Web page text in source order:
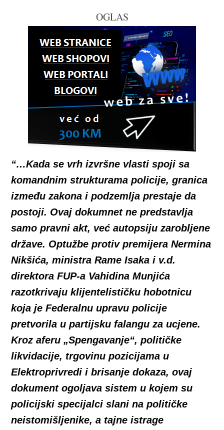
OGLAS
“…Kada se vrh izvršne vlasti spoji sa
komandnim strukturama policije, granica
između zakona i podzemlja prestaje da
postoji. Ovaj dokumnet ne predstavlja
samo pravni akt, već autopsiju zarobljene
države. Optužbe protiv premijera Nermina
Nikšića, ministra Rame Isaka i v.d.
direktora FUP-a Vahidina Munjića
razotkrivaju klijentelističku hobotnicu
koja je Federalnu upravu policije
pretvorila u partijsku falangu za ucjene.
Kroz aferu „Spengavanje“, političke
likvidacije, trgovinu pozicijama u
Elektroprivredi i brisanje dokaza, ovaj
dokument ogoljava sistem u kojem su
policijski specijalci slani na političke
neistomišljenike, a tajne istrage